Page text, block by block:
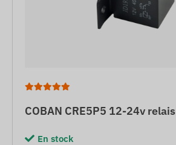
COBAN CRE5P5 12-24v relais
En stock